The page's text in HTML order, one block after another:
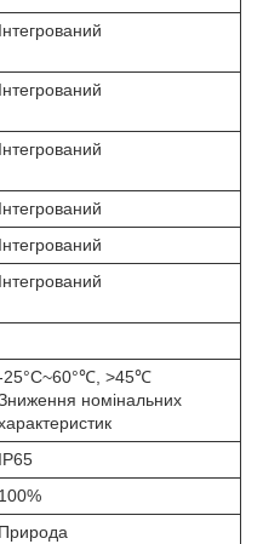
Інтегрований
Інтегрований
Інтегрований
Інтегрований
Інтегрований
Інтегрований
25°C~60°℃, >45℃
номінальних
IP65
100%
Природа